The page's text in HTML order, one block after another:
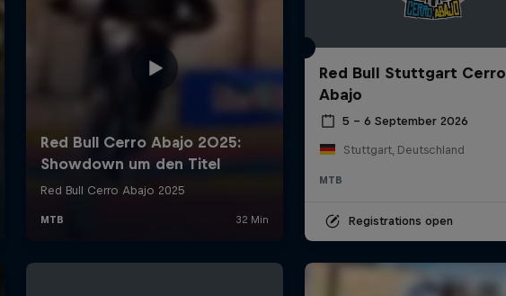
Red Bull Stuttgart Cerro
Abajo
5 – 6 September 2026
Stuttgart, Deutschland
MTB
Registrations open